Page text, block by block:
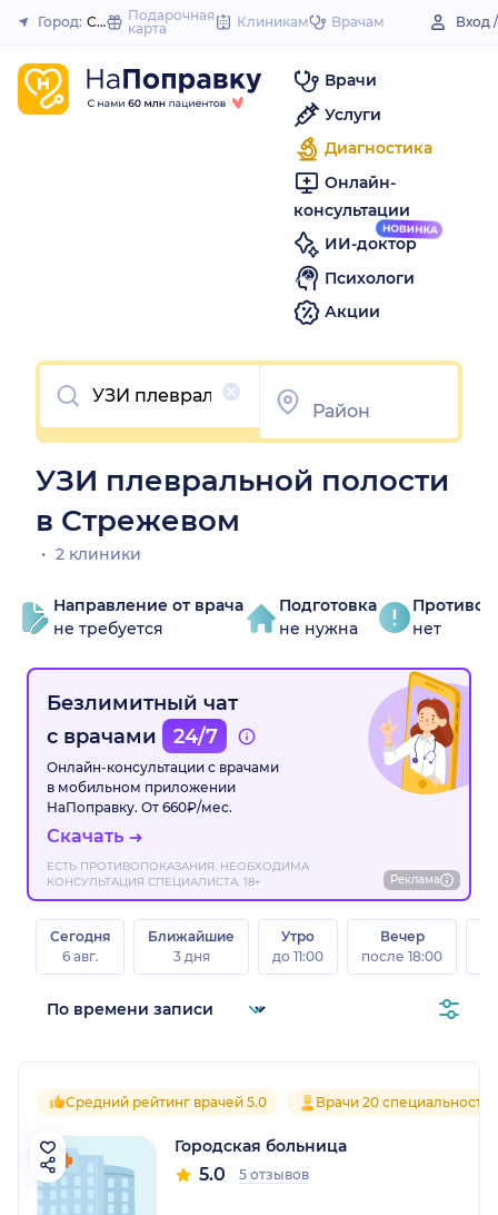
to
Закрыть
Город: СтрежевойПодарочная
карта
Клиникам Врачам Вход
Врачи
Услуги
Диагностика
Онлайн-
консультации
ИИ-доктор
Психологи
Акции
Очистить
УЗИ плевральной полости
в Стрежевом
2 клиники
Направление от врача
не требуется
Подготовка
не нужна
нет
Безлимитный чат
с врачами
24/7
Онлайн-консультации с врачами
в мобильном приложении
НаПоправку. От 660₽/мес.
Скачать
ЕСТЬ ПРОТИВОПОКАЗАНИЯ. НЕОБХОДИМА
КОНСУЛЬТАЦИЯ СПЕЦИАЛИСТА. 18+
Реклама
Сегодня
6 авг.
Ближайшие
3 дня
Утро
до 11:00
Вечер
после 18:00
Средний рейтинг врачей 5.0 Врачи 20
Городская больница
5.0 5 отзывов